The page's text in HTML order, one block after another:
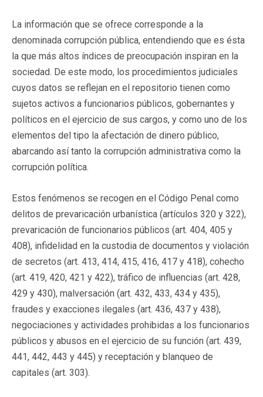
La información que se ofrece corresponde a la
denominada corrupción pública, entendiendo que es ésta
la que más altos índices de preocupación inspiran en la
sociedad. De este modo, los procedimientos judiciales
cuyos datos se reflejan en el repositorio tienen como
sujetos activos a funcionarios públicos, gobernantes y
políticos en el ejercicio de sus cargos, y como uno de los
elementos del tipo la afectación de dinero público,
abarcando así tanto la corrupción administrativa como la
corrupción política.
Estos fenómenos se recogen en el Código Penal como
delitos de prevaricación urbanística (artículos 320 y 322),
prevaricación de funcionarios públicos (art. 404, 405 y
408), infidelidad en la custodia de documentos y violación
de secretos (art. 413, 414, 415, 416, 417 y 418), cohecho
(art. 419, 420, 421 y 422), tráfico de influencias (art. 428,
429 y 430), malversación (art. 432, 433, 434 y 435),
fraudes y exacciones ilegales (art. 436, 437 y 438),
negociaciones y actividades prohibidas a los funcionarios
públicos y abusos en el ejercicio de su función (art. 439,
441, 442, 443 y 445) y receptación y blanqueo de
capitales (art. 303).